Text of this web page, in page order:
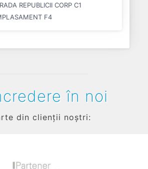
REPUBLICII CORP C1
F4
în noi
din clienții noștri: